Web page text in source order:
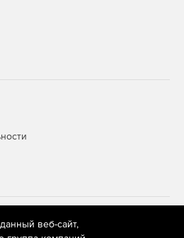
store.softline.ru применяются
(информационные технологии
веб-сайт,